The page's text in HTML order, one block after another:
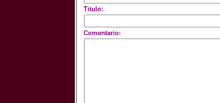
Titulo:
Comentario: